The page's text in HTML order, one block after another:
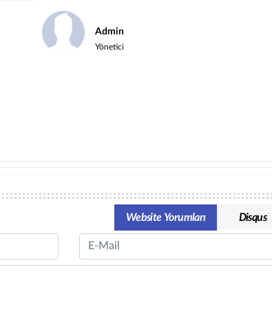
Admin
Yönetici
Website Yorumları
Disqus
Email